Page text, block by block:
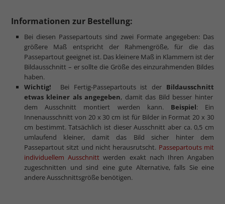
Informationen zur Bestellung:
Bei diesen Passepartouts sind zwei Formate angegeben: Das
größere Maß entspricht der Rahmengröße, für die das
Passepartout geeignet ist. Das kleinere Maß in Klammern ist der
Bildausschnitt – er sollte die Größe des einzurahmenden Bildes
haben.
Wichtig! Bei Fertig-Passepartouts ist der Bildausschnitt
etwas kleiner als angegeben, damit das Bild besser hinter
dem Ausschnitt montiert werden kann.Beispiel: Ein
Innenausschnitt von 20 x 30 cm ist für Bilder in Format 20 x 30
cm bestimmt. Tatsächlich ist dieser Ausschnitt aber ca. 0,5 cm
umlaufend kleiner, damit das Bild sicher hinter dem
Passepartout sitzt und nicht herausrutscht. Passepartouts mit
individuellem Ausschnitt werden exakt nach Ihren Angaben
zugeschnitten und sind eine gute Alternative, falls Sie eine
andere Ausschnittsgröße benötigen.